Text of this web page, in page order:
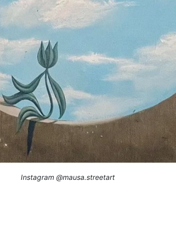
Instagram @mausa.streetart